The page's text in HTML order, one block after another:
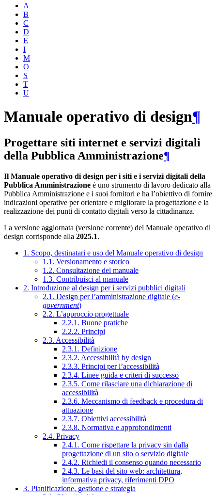
A
B
C
D
E
I
M
O
S
T
U
Manuale operativo di design¶
Progettare siti internet e servizi digitali
della Pubblica Amministrazione¶
Il Manuale operativo di design per i siti e i servizi digitali della
Pubblica Amministrazione è uno strumento di lavoro dedicato alla
Pubblica Amministrazione e i suoi fornitori e ha l’obiettivo di fornire
indicazioni operative per orientare e migliorare la progettazione e la
realizzazione dei punti di contatto digitali verso la cittadinanza.
La versione aggiornata (versione corrente) del Manuale operativo di
design corrisponde alla 2025.1.
1. Scopo, destinatari e uso del Manuale operativo di design
1.1. Versionamento e storico
1.2. Consultazione del manuale
1.3. Contribuisci al manuale
2. Introduzione al design per i servizi pubblici digitali
2.1. Design per l’amministrazione digitale (e-
government)
2.2. L’approccio progettuale
2.2.1. Buone pratiche
2.2.2. Principi
2.3. Accessibilità
2.3.1. Definizione
2.3.2. Accessibilità by design
2.3.3. Principi per l’accessibilità
2.3.4. Linee guida e criteri di successo
2.3.5. Come rilasciare una dichiarazione di
accessibilità
2.3.6. Meccanismo di feedback e procedura di
attuazione
2.3.7. Obiettivi accessibilità
2.3.8. Normativa e approfondimenti
2.4. Privacy
2.4.1. Come rispettare la privacy sin dalla
progettazione di un sito o servizio digitale
2.4.2. Richiedi il consenso quando necessario
2.4.3. Le basi del sito web: architettura,
informativa privacy, riferimenti DPO
3. Pianificazione, gestione e strategia